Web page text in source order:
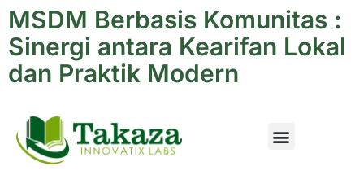
MSDM Berbasis Komunitas :
Sinergi antara Kearifan Lokal
dan Praktik Modern